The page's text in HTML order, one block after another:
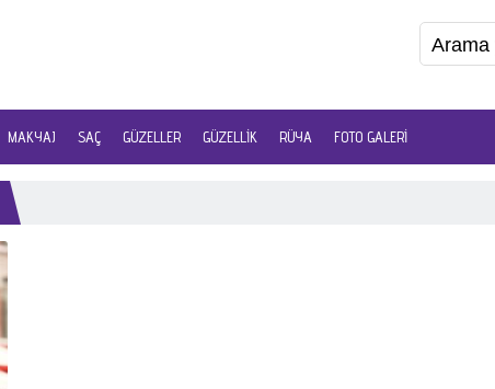
MAKYAJ SAÇ GÜZELLER GÜZELLIK RÜYA FOTO GALERI